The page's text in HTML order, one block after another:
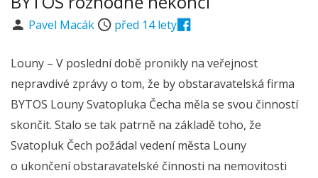
Pavel Macák před 14 lety
Louny – V poslední době pronikly na veřejnost
nepravdivé zprávy o tom, že by obstaravatelská firma
BYTOS Louny Svatopluka Čecha měla se svou činností
skončit. Stalo se tak patrně na základě toho, že
Svatopluk Čech požádal vedení města Louny
o ukončení obstaravatelské činnosti na nemovitosti